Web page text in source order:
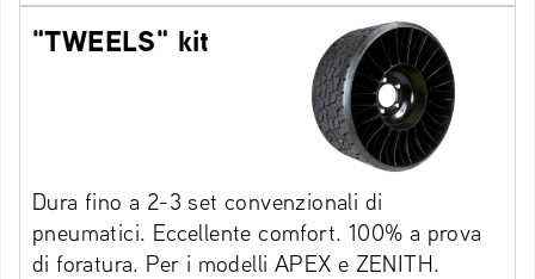
"TWEELS" kit
Dura fino a 2-3 set convenzionali di
pneumatici. Eccellente comfort. 100% a prova
di foratura. Per i modelli APEX e ZENITH.